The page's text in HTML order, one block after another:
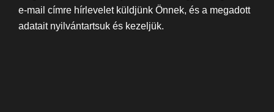
e-mail címre hírlevelet küldjünk Önnek, és a megadott
adatait nyilvántartsuk és kezeljük.